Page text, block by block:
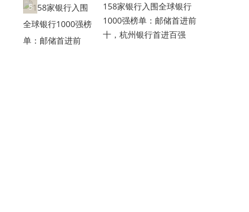
5
158家银行入围全球银行
1000强榜单：邮储首进前
十，杭州银行首进百强